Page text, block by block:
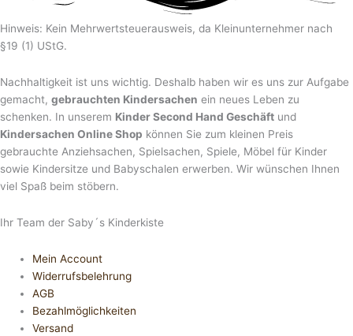
Hinweis: Kein Mehrwertsteuerausweis, da Kleinunternehmer nach
§19 (1) UStG.
Nachhaltigkeit ist uns wichtig. Deshalb haben wir es uns zur Aufgabe
gemacht, gebrauchten Kindersachen ein neues Leben zu
schenken. In unserem Kinder Second Hand Geschäft und
Kindersachen Online Shop können Sie zum kleinen Preis
gebrauchte Anziehsachen, Spiel­sachen, Spiele, Möbel für Kinder
sowie Kindersitze und Babyschalen erwerben. Wir wünschen Ihnen
viel Spaß beim stöbern.
Ihr Team der Saby´s Kinderkiste
Mein Account
Widerrufsbelehrung
AGB
Bezahlmöglichkeiten
Versand